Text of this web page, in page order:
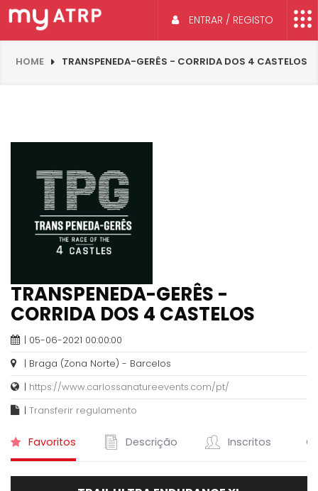
ENTRAR / REGISTO
HOME TRANSPENEDA-GERÊS - CORRIDA DOS 4 CASTELOS
TRANSPENEDA-GERÊS -
CORRIDA DOS 4 CASTELOS
| 05-06-2021 00:00:00
| Braga (Zona Norte) - Barcelos
| https://www.carlossanatureevents.com/pt/
| Transferir regulamento
Favoritos Descrição Inscritos